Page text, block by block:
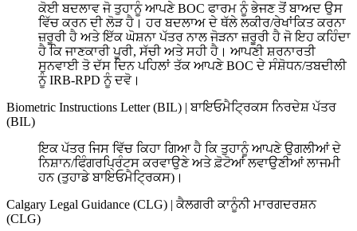
ਕੋਈ ਬਦਲਾਵ ਜੋ ਤੁਹਾਨੂੰ ਆਪਣੇ BOC ਫਾਰਮ ਨੂੰ ਭੇਜਣ ਤੋਂ ਬਾਅਦ ਉਸ
ਵਿੱਚ ਕਰਨ ਦੀ ਲੋੜ ਹੈ। ਹਰ ਬਦਲਾਅ ਦੇ ਥੱਲੇ ਲਕੀਰ/ਰੇਖਾਂਕਿਤ ਕਰਨਾ
ਜ਼ਰੂਰੀ ਹੈ ਅਤੇ ਇੱਕ ਘੋਸ਼ਨਾ ਪੱਤਰ ਨਾਲ ਜੋੜਨਾ ਜ਼ਰੂਰੀ ਹੈ ਜੋ ਇਹ ਕਹਿੰਦਾ
ਹੈ ਕਿ ਜਾਣਕਾਰੀ ਪੂਰੀ, ਸੱਚੀ ਅਤੇ ਸਹੀ ਹੈ। ਆਪਣੀ ਸ਼ਰਨਾਰਤੀ
ਸੁਨਵਾਈ ਤੋ ਦੱਸ ਦਿਨ ਪਹਿਲਾਂ ਤੱਕ ਆਪਣੇ BOC ਦੇ ਸੰਸ਼ੋਧਨ/ਤਬਦੀਲੀ
ਨੂੰ IRB-RPD ਨੂੰ ਦਵੋ।
Biometric Instructions Letter (BIL) | ਬਾਇਓਮੈਟ੍ਰਿਕਸ ਨਿਰਦੇਸ਼ ਪੱਤਰ
(BIL)
ਇਕ ਪੱਤਰ ਜਿਸ ਵਿੱਚ ਕਿਹਾ ਗਿਆ ਹੈ ਕਿ ਤੁਹਾਨੂੰ ਆਪਣੇ ਉਗਲੀਆਂ ਦੇ
ਨਿਸ਼ਾਨ/ਫਿੰਗਰਪ੍ਰਿੰਟਸ ਕਰਵਾਉਣੇ ਅਤੇ ਫ਼ੋਟੋਆਂ ਲਵਾਉਣੀਆਂ ਲਾਜਮੀ
ਹਨ (ਤੁਹਾਡੇ ਬਾਇਓਮੈਟ੍ਰਿਕਸ)।
Calgary Legal Guidance (CLG) | ਕੈਲਗਰੀ ਕਾਨੂੰਨੀ ਮਾਰਗਦਰਸ਼ਨ
(CLG)